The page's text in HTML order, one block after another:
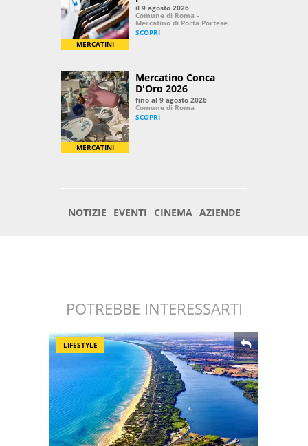
POTREBBE INTERESSARTI
LIFESTYLE